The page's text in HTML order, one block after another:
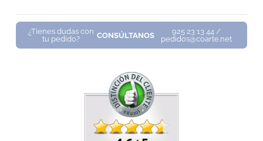
¿Tienes dudas con
tu pedido?
CONSÚLTANOS
925 23 13 44 /
pedidos@coarte.net